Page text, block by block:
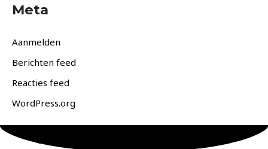
Meta
Aanmelden
Berichten feed
Reacties feed
WordPress.org